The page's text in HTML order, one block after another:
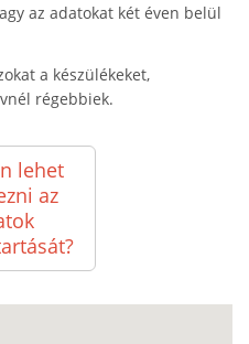
az adatokat két éven belül
a készülékeket,
régebbiek.
lehet
az